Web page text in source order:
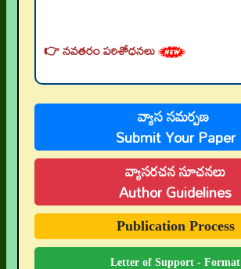
👉 Current Issue
👉 Call for Papers
👉 Author Guidelines
👉 Submit Abstract
👉 Peer-Review Statement
👉 UGC-CARE Coverage
👉 UGC-CARE రద్దు
వ్యాస సమర్పణ
Submit Your Paper
వ్యాసరచన సూచనలు
Author Guidelines
Publication Process
Letter of Support - Format